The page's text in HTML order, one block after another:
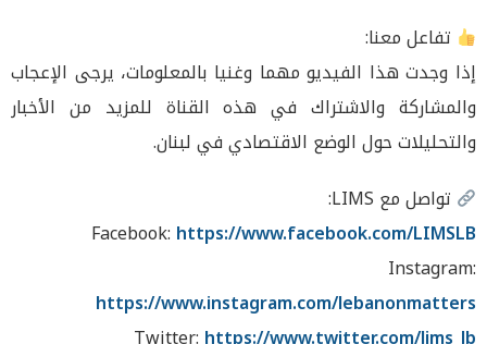
تفاعل معنا:
إذا وجدت هذا الفيديو مهما وغنيا بالمعلومات، يرجى الإعجاب
والمشاركة والاشتراك في هذه القناة للمزيد من الأخبار
والتحليلات حول الوضع الاقتصادي في لبنان.
تواصل مع LIMS:
Facebook: https://www.facebook.com/LIMSLB
Instagram:
https://www.instagram.com/lebanonmatters